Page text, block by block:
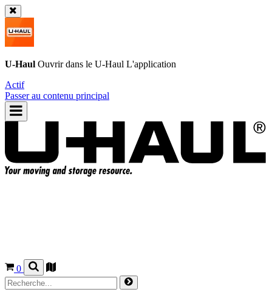
U-Haul Ouvrir dans le U-Haul L'application
Actif
Passer au contenu principal
0